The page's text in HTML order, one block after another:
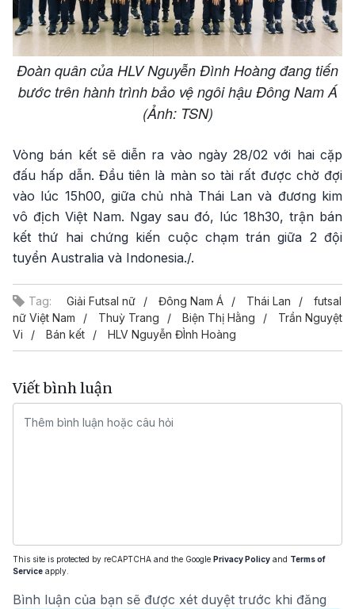
Đoàn quân của HLV Nguyễn Đình Hoàng đang tiến
bước trên hành trình bảo vệ ngôi hậu Đông Nam Á
(Ảnh: TSN)
Vòng bán kết sẽ diễn ra vào ngày 28/02 với hai cặp
đấu hấp dẫn. Đầu tiên là màn so tài rất được chờ đợi
vào lúc 15h00, giữa chủ nhà Thái Lan và đương kim
vô địch Việt Nam. Ngay sau đó, lúc 18h30, trận bán
kết thứ hai chứng kiến cuộc chạm trán giữa 2 đội
tuyển Australia và Indonesia./.
Tag: Giải Futsal nữ Đông Nam Á Thái Lan
futsal
nữ Việt Nam
Thuỳ Trang Biện Thị Hằng
Trần Nguyệt
Vi
Bán kết HLV Nguyễn ĐÌnh Hoàng
Viết bình luận
This site is protected by reCAPTCHA and the Google Privacy Policy and Terms of
Service apply.
Bình luận của bạn sẽ được xét duyệt trước khi đăng